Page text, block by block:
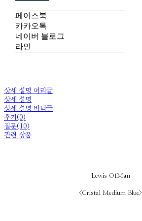
페이스북
카카오톡
네이버 블로그
라인
상세 설명 머리글
상세 설명
상세 설명 바닥글
후기(0)
질문(10)
관련 상품
Lewis OfMan
<Cristal Medium Blue>